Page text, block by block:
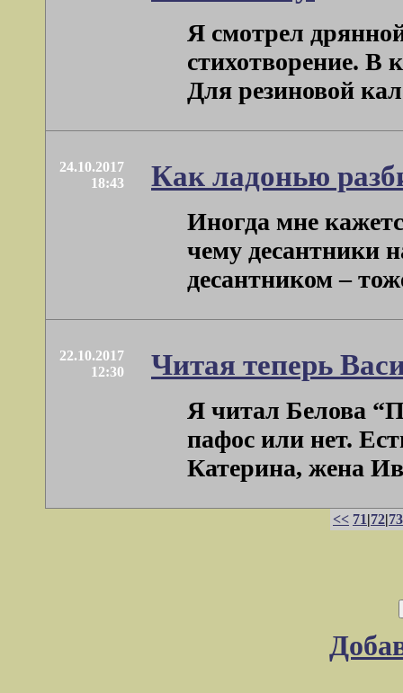
Я смотрел
стихотворение.
Для резиновой
24.10.2017
18:43
Как ладонью
Иногда мне
чему десантники
десантником –
22.10.2017
12:30
Читая теперь
Я читал Белова
пафос или нет.
Катерина, жена
<< 71|72|73